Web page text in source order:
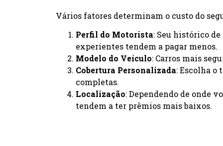
Vários fatores determinam o custo do
Perfil do Motorista: Seu histórico
experientes tendem a pagar menos.
Modelo do Veículo: Carros mais
Cobertura Personalizada: Escolha o
completas.
Localização: Dependendo de onde
tendem a ter prêmios mais baixos.